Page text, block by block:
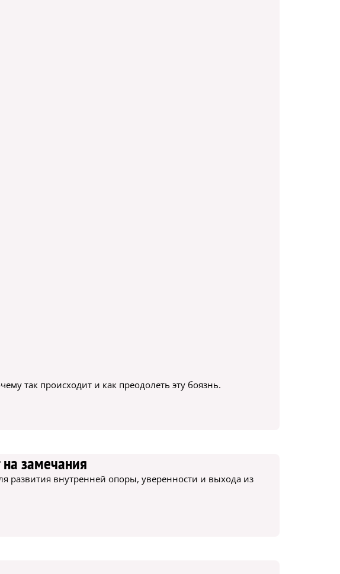
так происходит и как преодолеть эту боязнь.
замечания
развития внутренней опоры, уверенности и выхода из